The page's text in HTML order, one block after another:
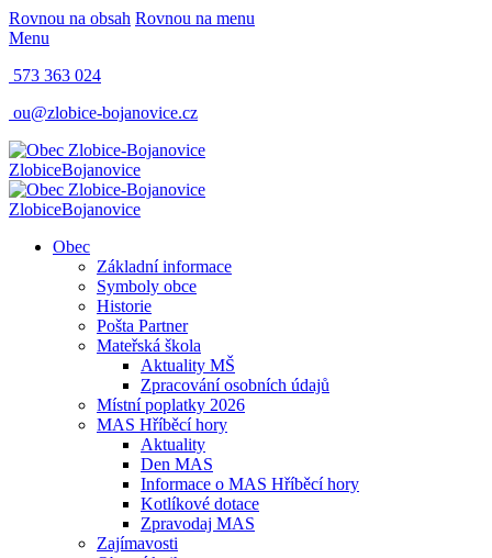
Rovnou na obsah Rovnou na menu
Menu
573 363 024
ou@zlobice-bojanovice.cz
ZlobiceBojanovice
ZlobiceBojanovice
Obec
Základní informace
Symboly obce
Historie
Pošta Partner
Mateřská škola
Aktuality MŠ
Zpracování osobních údajů
Místní poplatky 2026
MAS Hříběcí hory
Aktuality
Den MAS
Informace o MAS Hříběcí hory
Kotlíkové dotace
Zpravodaj MAS
Zajímavosti